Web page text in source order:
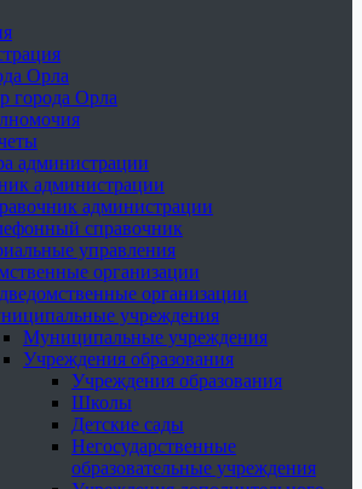
Орла
города Орла
администрации
администрации
администрации
справочник
управления
организации
организации
учреждения
Муниципальные учреждения
Учреждения образования
Учреждения образования
Школы
Детские сады
Негосударственные
образовательные учреждения